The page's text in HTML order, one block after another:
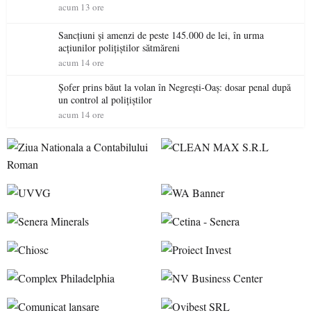
acum 13 ore
Sancțiuni și amenzi de peste 145.000 de lei, în urma
acțiunilor polițiștilor sătmăreni
acum 14 ore
Șofer prins băut la volan în Negrești-Oaș: dosar penal după
un control al polițiștilor
acum 14 ore